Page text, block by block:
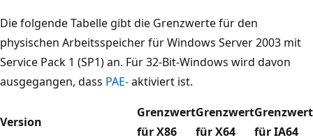
Die folgende Tabelle gibt die Grenzwerte für den
physischen Arbeitsspeicher für Windows Server 2003 mit
Service Pack 1 (SP1) an. Für 32-Bit-Windows wird davon
ausgegangen, dass PAE-aktiviert ist.
Version
Grenzwert
für X86
Grenzwert
für X64
Grenzwert
für IA64